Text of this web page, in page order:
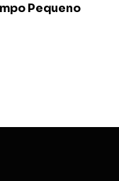
Pequeno